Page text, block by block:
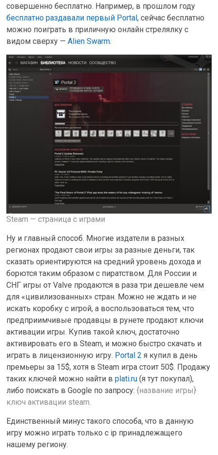
совершенно бесплатно. Например, в прошлом году
бесплатно раздавали первый Portal, сейчас бесплатно
можно поиграть в приличную онлайн стрелялку с
видом сверху —Alien Swarm.
Steam — страница с играми
Ну и главный способ. Многие издатели в разных
регионах продают свои игры за разные деньги, так
сказать ориентируются на средний уровень дохода и
борются таким образом с пиратством. Для России и
СНГ игры от Valve продаются в раза три дешевле чем
для «цивилизованных» стран. Можно не ждать и не
искать коробку с игрой, а воспользоваться тем, что
предприимчивые продавцы в рунете продают ключи
активации игры. Купив такой ключ, достаточно
активировать его в Steam, и можно быстро скачать и
играть в лицензионную игру. Portal 2 я купил в день
премьеры за 15$, хотя в Steam игра стоит 50$. Продажу
таких ключей можно найти вplati.ru (я тут покупал),
либо поискать в Google по запросу:{название игры}
ключ активации steam.
Единственный минус такого способа, что в данную
игру можно играть только с ip принадлежащего
нашему региону.